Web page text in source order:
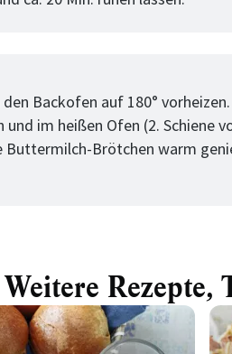
den Backofen auf 180°
und im heißen Ofen (2. Schiene
Buttermilch-Brötchen warm
Weitere Rezepte,